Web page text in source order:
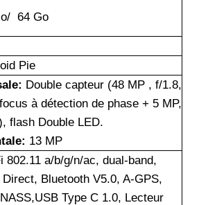
64 Go
Pie
Double capteur (48 MP , f/1.8,
à détection de phase + 5 MP,
flash Double LED.
13 MP
802.11 a/b/g/n/ac, dual-band,
Bluetooth V5.0, A-GPS,
Type C 1.0, Lecteur